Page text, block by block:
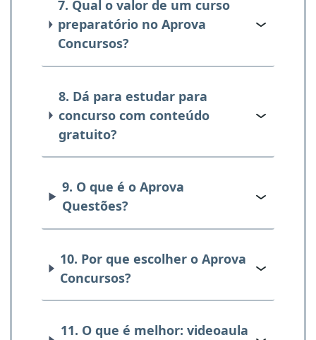
7. Qual o valor de um curso
preparatório no Aprova
Concursos?
8. Dá para estudar para
concurso com conteúdo
gratuito?
9. O que é o Aprova
Questões?
10. Por que escolher o Aprova
Concursos?
11. O que é melhor: videoaula